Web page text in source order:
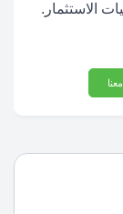
الاستثمار.